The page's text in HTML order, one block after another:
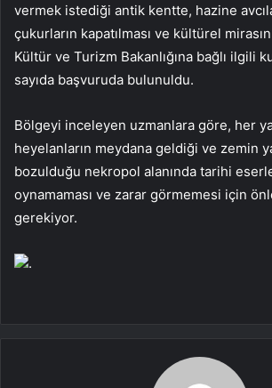
vermek istediği antik kentte, hazine
çukurların kapatılması ve kültürel
Kültür ve Turizm Bakanlığına bağlı ilgili
sayıda başvuruda bulunuldu.
Bölgeyi inceleyen uzmanlara göre, her
heyelanların meydana geldiği ve zemin
bozulduğu nekropol alanında tarihi
oynamaması ve zarar görmemesi için
gerekiyor.
.